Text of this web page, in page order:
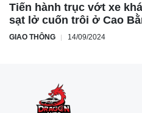
MG Windsor nổi bật với khả
đáng kể và thoải mái hơn
Tiến hành trục vớt xe
sạt lở cuốn trôi ở Cao
GIAO THÔNG 14/09/2024